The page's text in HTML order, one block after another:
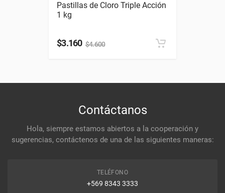
Pastillas de Cloro Triple Acción
1 kg
$3.160 $4.600
Contáctanos
Hola, siempre estamos abiertos a la cooperación y
sugerencias, contáctenos de una de las siguientes maneras:
TELÉFONO
+569 8343 3333